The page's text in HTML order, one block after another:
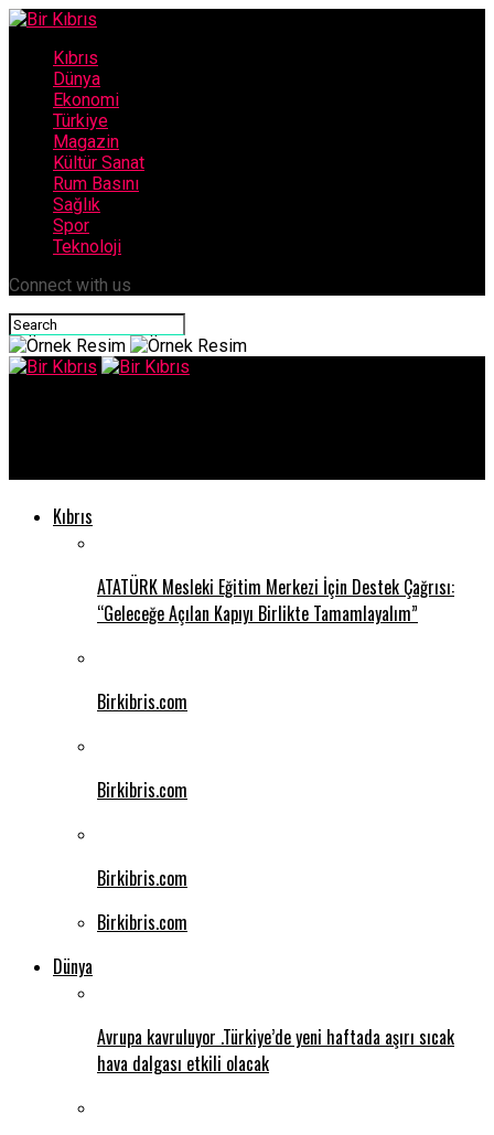
Kıbrıs
Dünya
Ekonomi
Türkiye
Magazin
Kültür Sanat
Rum Basını
Sağlık
Spor
Teknoloji
Connect with us
Kıbrıs
ATATÜRK Mesleki Eğitim Merkezi İçin Destek Çağrısı:
“Geleceğe Açılan Kapıyı Birlikte Tamamlayalım”
Birkibris.com
Birkibris.com
Birkibris.com
Birkibris.com
Dünya
Avrupa kavruluyor .Türkiye’de yeni haftada aşırı sıcak
hava dalgası etkili olacak